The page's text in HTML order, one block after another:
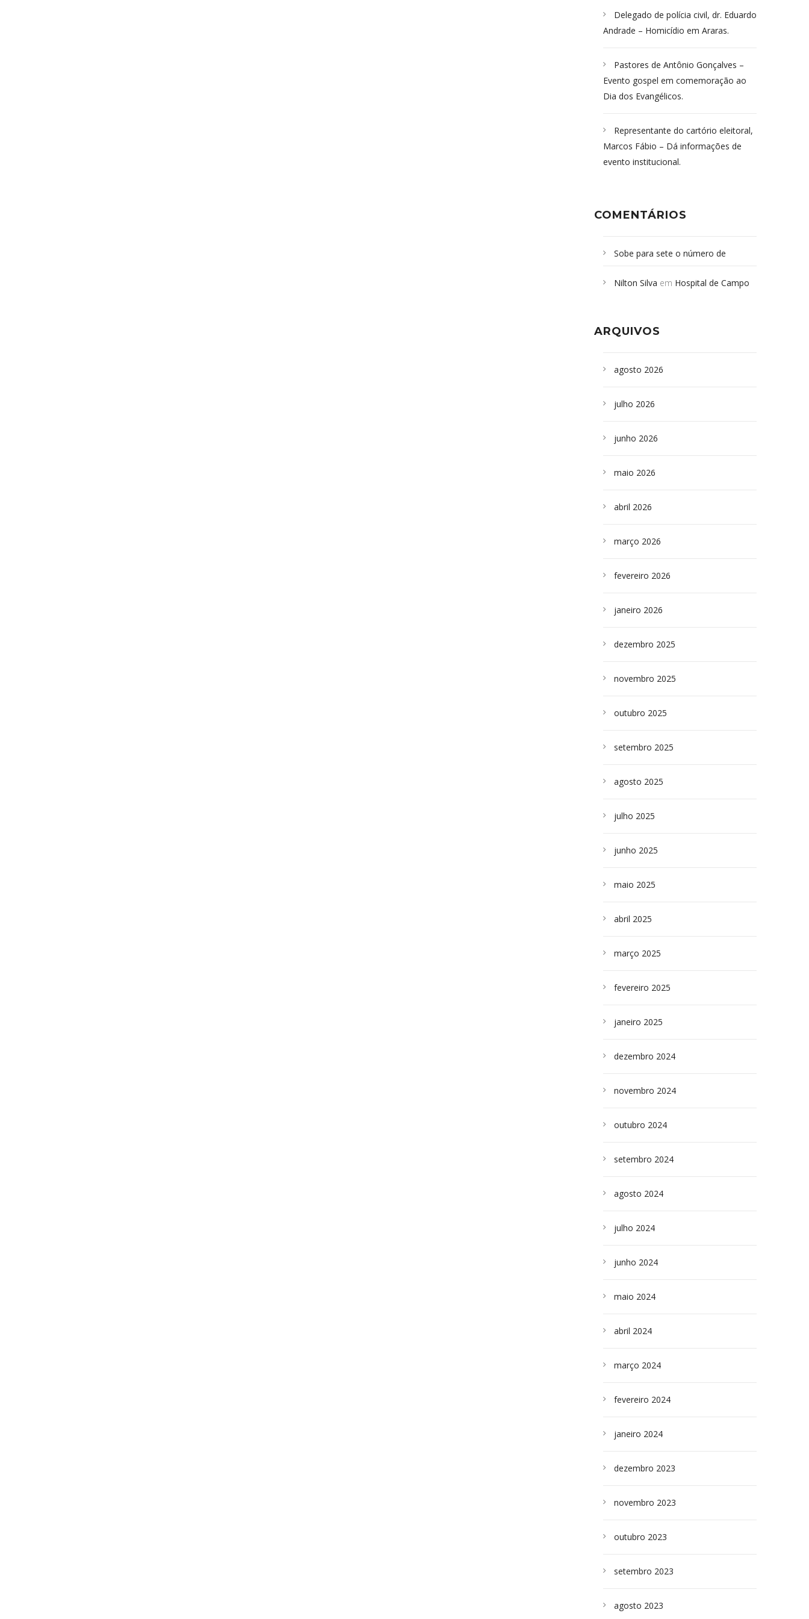
Delegado de polícia civil, dr. Eduardo
Andrade – Homicídio em Araras.
Pastores de Antônio Gonçalves –
Evento gospel em comemoração ao
Dia dos Evangélicos.
Representante do cartório eleitoral,
Marcos Fábio – Dá informações de
evento institucional.
COMENTÁRIOS
Sobe para sete o número de
desabamento em São Paulo - Revista
sepultados em SP
Nilton Silva em Hospital de Campo
ARQUIVOS
agosto 2026
julho 2026
junho 2026
maio 2026
abril 2026
março 2026
fevereiro 2026
janeiro 2026
dezembro 2025
novembro 2025
outubro 2025
setembro 2025
agosto 2025
julho 2025
junho 2025
maio 2025
abril 2025
março 2025
fevereiro 2025
janeiro 2025
dezembro 2024
novembro 2024
outubro 2024
setembro 2024
agosto 2024
julho 2024
junho 2024
maio 2024
abril 2024
março 2024
fevereiro 2024
janeiro 2024
dezembro 2023
novembro 2023
outubro 2023
setembro 2023
agosto 2023